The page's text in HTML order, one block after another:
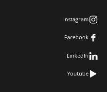
Instagram
Facebook
LinkedIn
Youtube